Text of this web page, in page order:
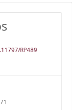
RP489